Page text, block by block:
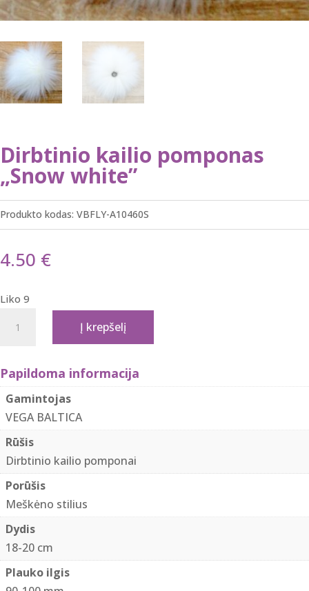
Dirbtinio kailio pomponas
„Snow white”
Produkto kodas: VBFLY-A10460S
4.50 €
Liko 9
kiekis:
kailio
pomponas
"Snow
white"
Į krepšelį
Papildoma informacija
Gamintojas
VEGA BALTICA
Rūšis
Dirbtinio kailio pomponai
Porūšis
Meškėno stilius
Dydis
18-20 cm
Plauko ilgis